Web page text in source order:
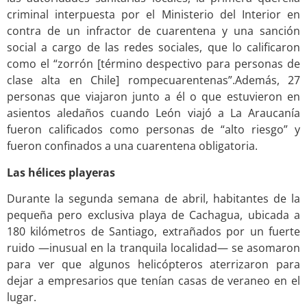
criminal interpuesta por el Ministerio del Interior en
contra de un infractor de cuarentena y una sanción
social a cargo de las redes sociales, que lo calificaron
como el “zorrón [término despectivo para personas de
clase alta en Chile] rompecuarentenas”.Además, 27
personas que viajaron junto a él o que estuvieron en
asientos aledaños cuando León viajó a La Araucanía
fueron calificados como personas de “alto riesgo” y
fueron confinados a una cuarentena obligatoria.
Las hélices playeras
Durante la segunda semana de abril, habitantes de la
pequeña pero exclusiva playa de Cachagua, ubicada a
180 kilómetros de Santiago, extrañados por un fuerte
ruido —inusual en la tranquila localidad— se asomaron
para ver que algunos helicópteros aterrizaron para
dejar a empresarios que tenían casas de veraneo en el
lugar.